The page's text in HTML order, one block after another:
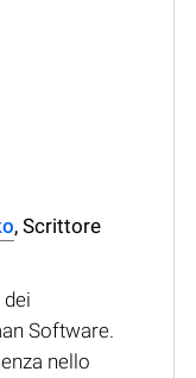
, Scrittore
Software.
nello